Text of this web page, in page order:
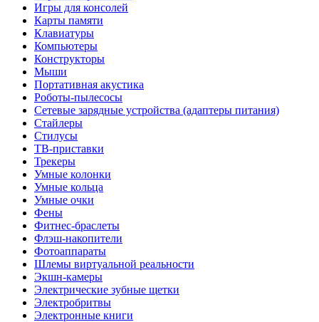
Игры для консолей
Карты памяти
Клавиатуры
Компьютеры
Конструкторы
Мыши
Портативная акустика
Роботы-пылесосы
Сетевые зарядные устройства (адаптеры питания)
Стайлеры
Стилусы
ТВ-приставки
Трекеры
Умные колонки
Умные кольца
Умные очки
Фены
Фитнес-браслеты
Флэш-накопители
Фотоаппараты
Шлемы виртуальной реальности
Экшн-камеры
Электрические зубные щетки
Электробритвы
Электронные книги